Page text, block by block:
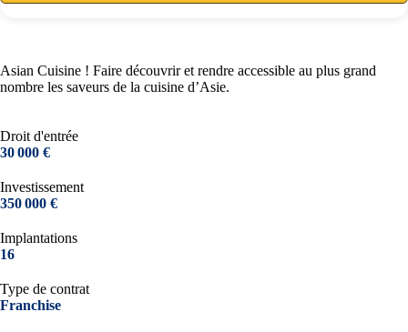
Asian Cuisine ! Faire découvrir et rendre accessible au plus grand
nombre les saveurs de la cuisine d’Asie.
Droit d'entrée
30 000 €
Investissement
350 000 €
Implantations
16
Type de contrat
Franchise